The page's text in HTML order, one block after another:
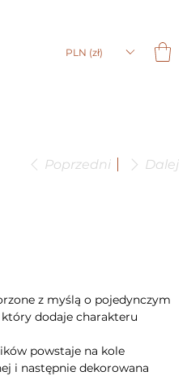
PLN (zł)
Poprzedni Dalej
z myślą o pojedynczym
dodaje charakteru
powstaje na kole
i następnie dekorowana